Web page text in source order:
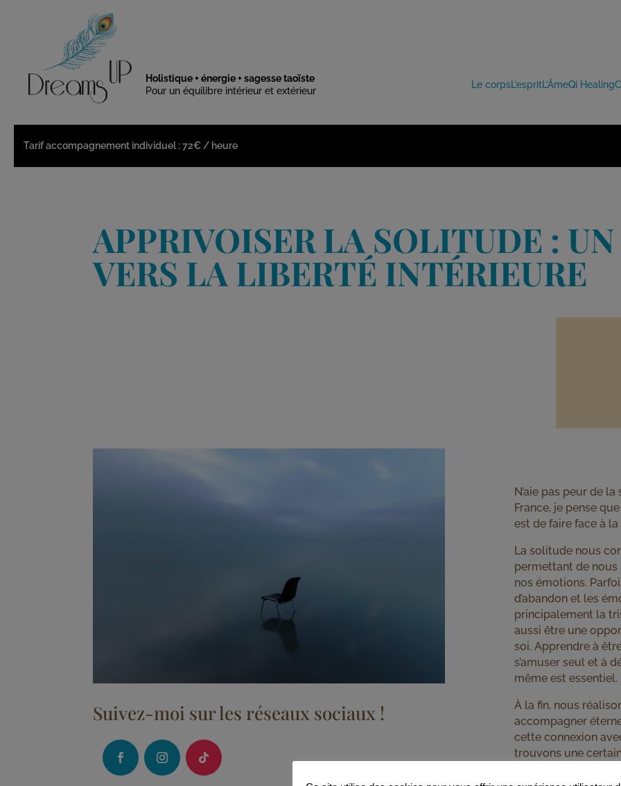
Holistique + énergie + sagesse taoïste
Pour un équilibre intérieur et extérieur
Le corpsL’espritL’ÂmeQi Healing
Tarif accompagnement individuel : 72€ / heure
APPRIVOISER LA SOLITUDE :
VERS LA LIBERTÉ INTÉRIEURE
Suivez-moi sur les réseaux sociaux !
N’aie pas peur de
France, je pense
est de faire face à
La solitude nous
permettant de nous
nos émotions.
d’abandon et les
principalement la
aussi être une
soi. Apprendre à
s’amuser seul et à
même est essentiel.
À la fin, nous
accompagner
cette connexion
trouvons une
Reste forte !